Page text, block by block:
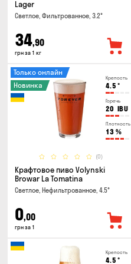
Lager
Светлое, Фильтрованное, 3.2°
34,90
грн за 1 кг
Крепость
4.5 °
Горечь
20 IBU
Плотность
13 %
(0)
Только онлайн
Новинка
Крафтовое пиво Volynski
Browar La Tomatina
Светлое, Нефильтрованное, 4.5°
0,00
грн за 1
Крепость
4.5 °